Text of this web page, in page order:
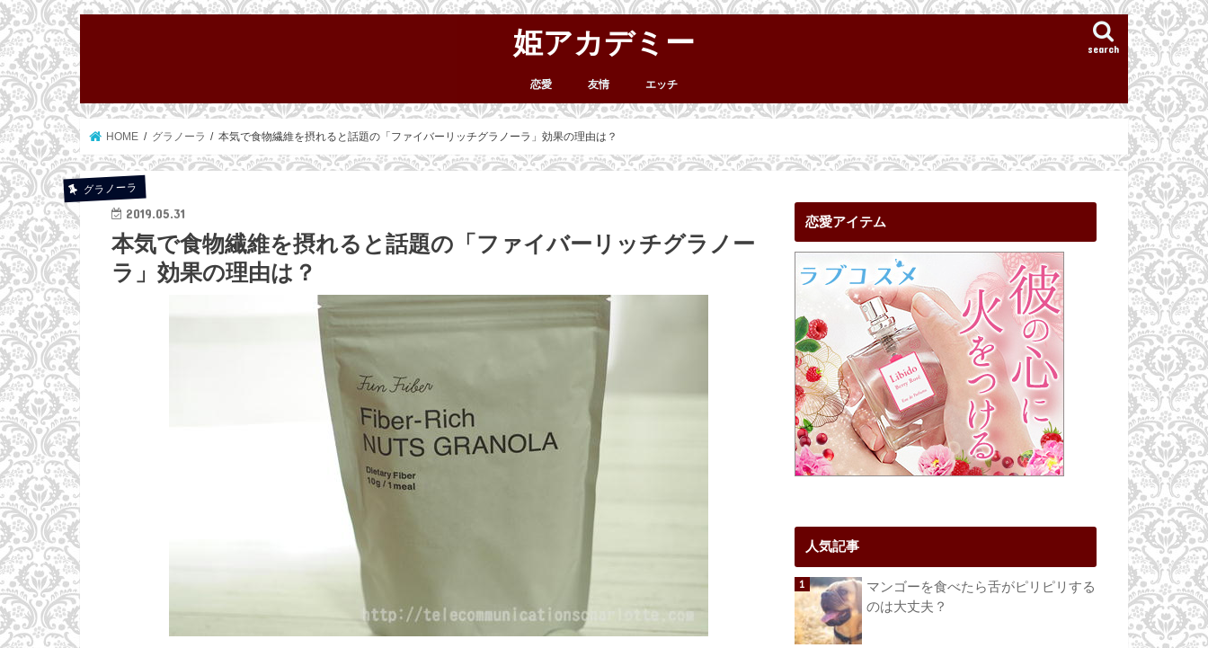
姫アカデミー search
恋愛 友情 エッチ
HOME グラノーラ 本気で食物繊維を摂れると話題の「ファイバーリッチグラノーラ」効果の理由は？
グラノーラ
2019.05.31
本気で食物繊維を摂れると話題の「ファイバーリッチグラノー
ラ」効果の理由は？
恋愛アイテム
人気記事
マンゴーを食べたら舌がピリピリする
のは大丈夫？